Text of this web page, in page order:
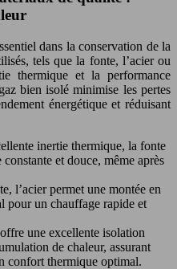
dans la conservation de la
tels que la fonte, l’acier ou
thermique et la performance
bien isolé minimise les pertes
énergétique et réduisant
inertie thermique, la fonte
et douce, même après
l’acier permet une montée en
pour un chauffage rapide et
une excellente isolation
de chaleur, assurant
confort thermique optimal.